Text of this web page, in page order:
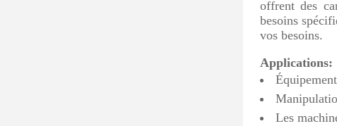
offrent des
besoins
vos besoins.
Applications:
Les